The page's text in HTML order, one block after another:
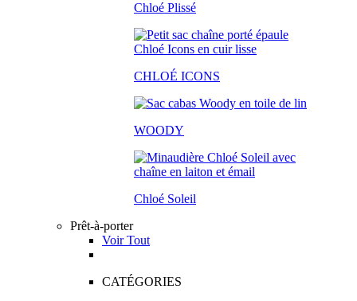
Chloé Plissé
CHLOÉ ICONS
WOODY
Chloé Soleil
Prêt-à-porter
Voir Tout
CATÉGORIES